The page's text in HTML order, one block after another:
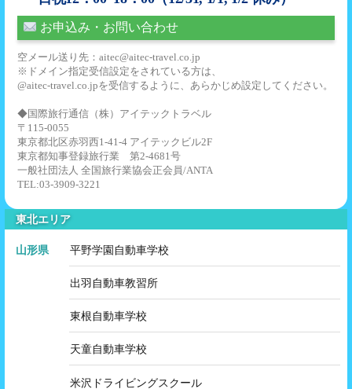
お申込み・お問い合わせ
空メール送り先：aitec@aitec-travel.co.jp
※ドメイン指定受信設定をされている方は、
@aitec-travel.co.jpを受信するように、あらかじめ設定してください。
◆国際旅行通信（株）アイテックトラベル
〒115-0055
東京都北区赤羽西1-41-4 アイテックビル2F
東京都知事登録旅行業 第2-4681号
一般社団法人 全国旅行業協会正会員/ANTA
TEL:03-3909-3221
東北エリア
山形県 平野学園自動車学校
出羽自動車教習所
東根自動車学校
天童自動車学校
米沢ドライビングスクール